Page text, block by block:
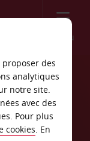
Menu
des
analytiques
notre site.
avec des
Pour plus
cookies. En